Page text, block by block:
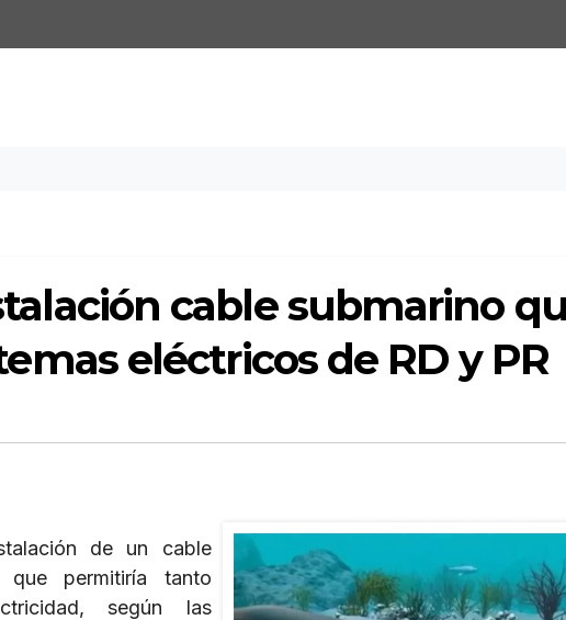
cable submarino
eléctricos de RD y PR
de un cable
que permitiría tanto
según las